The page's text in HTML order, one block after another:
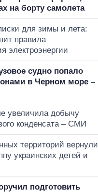
на борту самолета
для зимы и лета:
правила
электроэнергии
судно попало
в Черном море –
увеличила добычу
конденсата – СМИ
территорий вернули
украинских детей и
подготовить